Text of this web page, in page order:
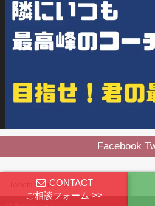
CONTACT
ご相談フォーム >>
Facebook
Tweets by yuuhikai